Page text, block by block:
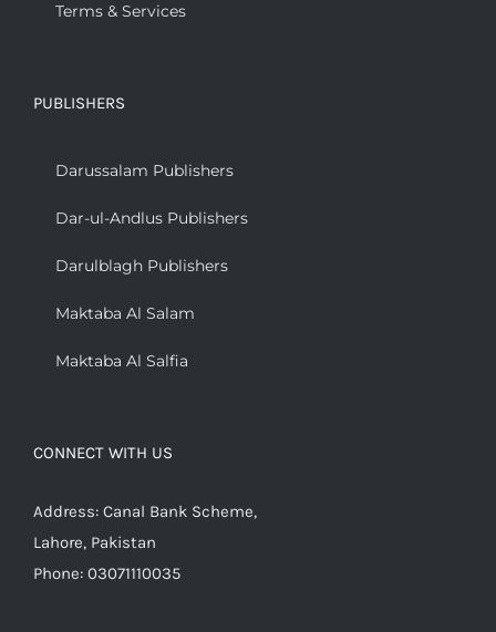
Terms & Services
PUBLISHERS
Darussalam Publishers
Dar-ul-Andlus Publishers
Darulblagh Publishers
Maktaba Al Salam
Maktaba Al Salfia
CONNECT WITH US
Address: Canal Bank Scheme,
Lahore, Pakistan
Phone: 03071110035